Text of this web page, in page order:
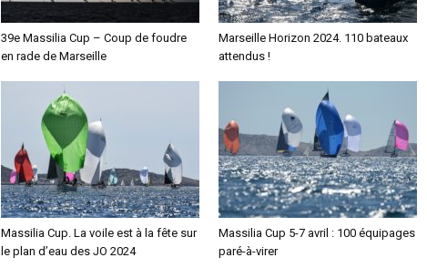
39e Massilia Cup – Coup de foudre
en rade de Marseille
Marseille Horizon 2024. 110 bateaux
attendus !
Massilia Cup. La voile est à la fête sur
le plan d’eau des JO 2024
Massilia Cup 5-7 avril : 100 équipages
paré-à-virer